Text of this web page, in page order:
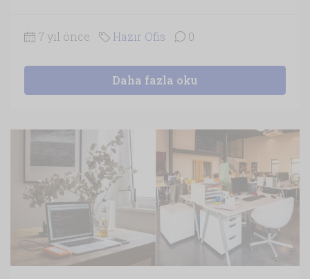
7 yıl önce Hazır Ofis 0
Daha fazla oku